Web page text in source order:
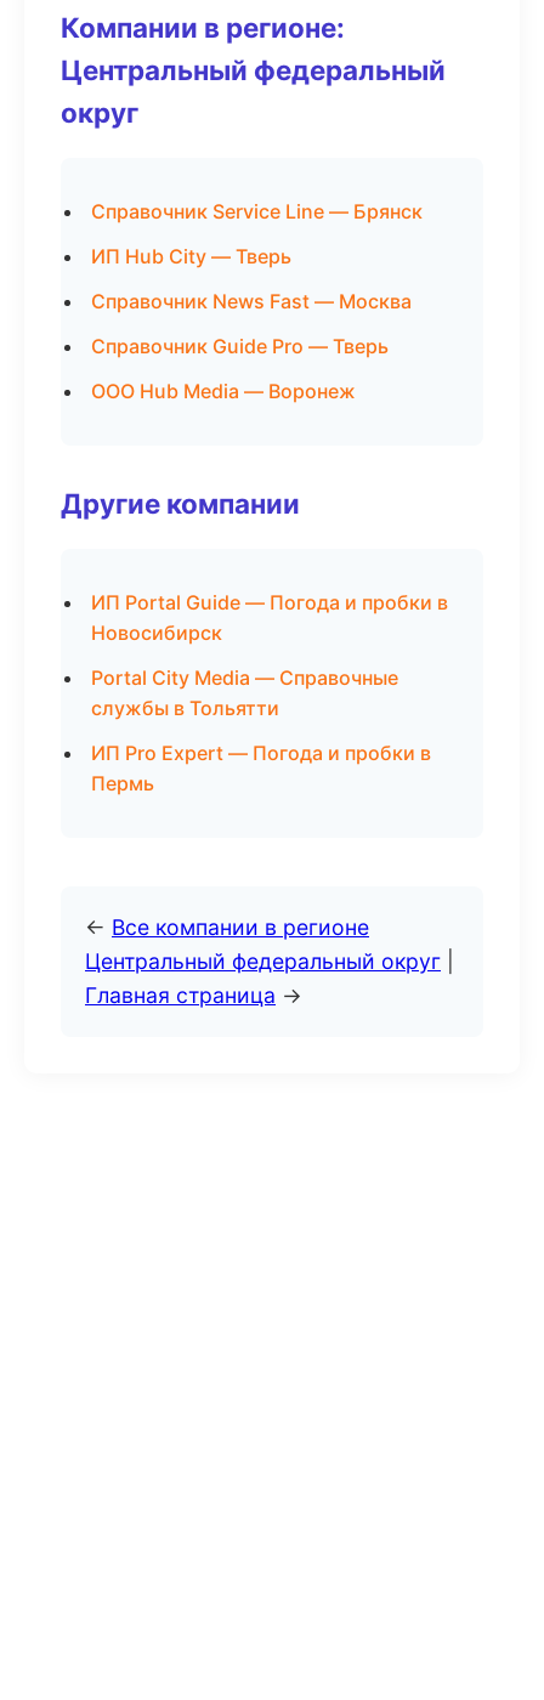
Компании в регионе:
Центральный федеральный
округ
Справочник Service Line — Брянск
ИП Hub City — Тверь
Справочник News Fast — Москва
Справочник Guide Pro — Тверь
ООО Hub Media — Воронеж
Другие компании
ИП Portal Guide — Погода и пробки в
Новосибирск
Portal City Media — Справочные
службы в Тольятти
ИП Pro Expert — Погода и пробки в
Пермь
← Все компании в регионе
Центральный федеральный округ
Главная страница →